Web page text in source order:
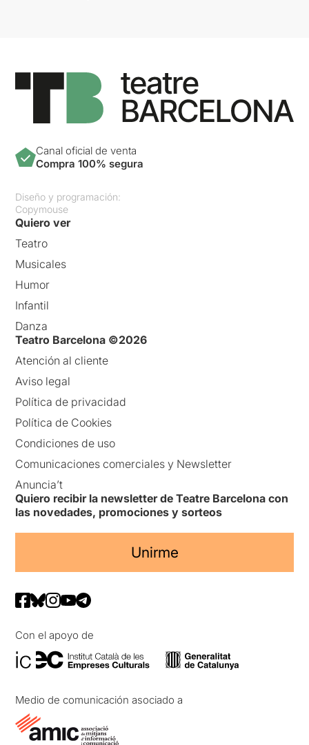
Canal oficial de venta
Compra 100% segura
Diseño y programación:
Copymouse
Quiero ver
Teatro
Musicales
Humor
Infantil
Danza
Teatro Barcelona ©2026
Atención al cliente
Aviso legal
Política de privacidad
Política de Cookies
Condiciones de uso
Comunicaciones comerciales y Newsletter
Anuncia’t
Quiero recibir la newsletter de Teatre Barcelona con
las novedades, promociones y sorteos
Unirme
Con el apoyo de
Medio de comunicación asociado a